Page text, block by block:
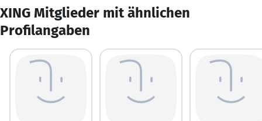
XING Mitglieder mit ähnlichen
Profilangaben